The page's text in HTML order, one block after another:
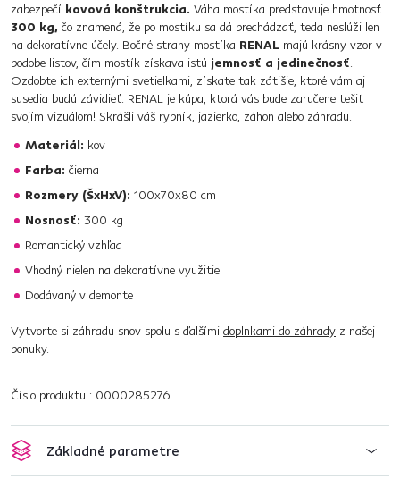
zabezpečí kovová konštrukcia. Váha mostíka predstavuje hmotnosť
300 kg, čo znamená, že po mostíku sa dá prechádzať, teda neslúži len
na dekoratívne účely. Bočné strany mostíka RENAL majú krásny vzor v
podobe listov, čím mostík získava istú jemnosť a jedinečnosť.
Ozdobte ich externými svetielkami, získate tak zátišie, ktoré vám aj
susedia budú závidieť. RENAL je kúpa, ktorá vás bude zaručene tešiť
svojím vizuálom! Skrášli váš rybník, jazierko, záhon alebo záhradu.
Materiál: kov
Farba: čierna
Rozmery (ŠxHxV): 100x70x80 cm
Nosnosť: 300 kg
Romantický vzhľad
Vhodný nielen na dekoratívne využitie
Dodávaný v demonte
Vytvorte si záhradu snov spolu s ďalšími doplnkami do záhrady z našej
ponuky.
Číslo produktu : 0000285276
Základné parametre